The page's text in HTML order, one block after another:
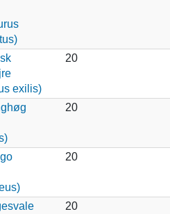
exilis)
20
20
20
20